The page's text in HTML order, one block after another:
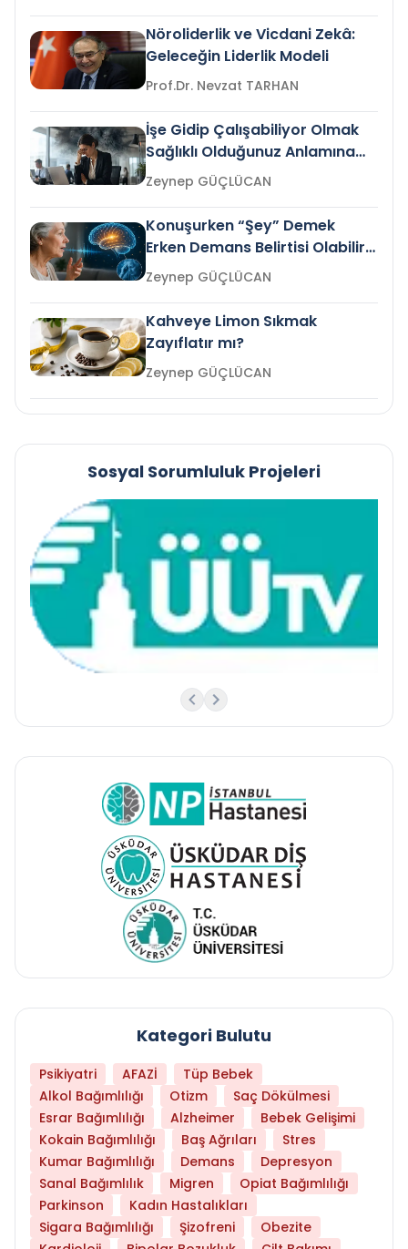
Nöroliderlik ve Vicdani Zekâ:
Geleceğin Liderlik Modeli
Prof.Dr. Nevzat TARHAN
İşe Gidip Çalışabiliyor Olmak
Sağlıklı Olduğunuz Anlamına
Gelir mi?Zeynep GÜÇLÜCAN
Konuşurken “Şey” Demek
Erken Demans Belirtisi Olabilir
mi?
Zeynep GÜÇLÜCAN
Kahveye Limon Sıkmak
Zayıflatır mı?
Zeynep GÜÇLÜCAN
Sosyal Sorumluluk Projeleri
Kategori Bulutu
Psikiyatri AFAZİ
Tüp Bebek
Alkol Bağımlılığı
Otizm
Saç Dökülmesi
Esrar Bağımlılığı
Alzheimer
Bebek Gelişimi
Kokain Bağımlılığı
Baş Ağrıları
Stres
Kumar Bağımlılığı
Demans
Depresyon
Sanal Bağımlılık
Migren
Opiat Bağımlılığı
Parkinson
Kadın Hastalıkları
Sigara Bağımlılığı
Şizofreni
Obezite